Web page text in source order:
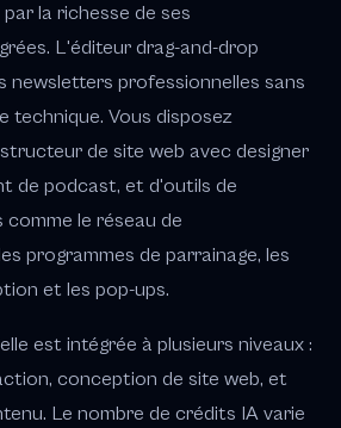
la richesse de ses
L'éditeur drag-and-drop
newsletters professionnelles sans
technique. Vous disposez
de site web avec designer
de podcast, et d'outils de
le réseau de
programmes de parrainage, les
et les pop-ups.
est intégrée à plusieurs niveaux :
conception de site web, et
Le nombre de crédits IA varie